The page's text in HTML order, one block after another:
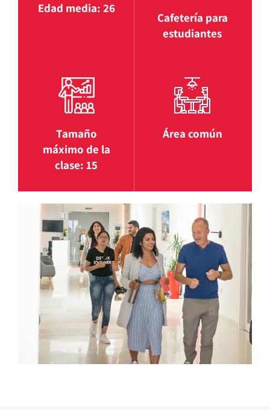
Edad media: 26
Cafetería para
estudiantes
Tamaño
máximo de la
clase: 15
Área común